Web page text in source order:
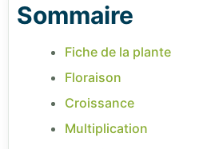
Sommaire
Fiche de la plante
Floraison
Croissance
Multiplication